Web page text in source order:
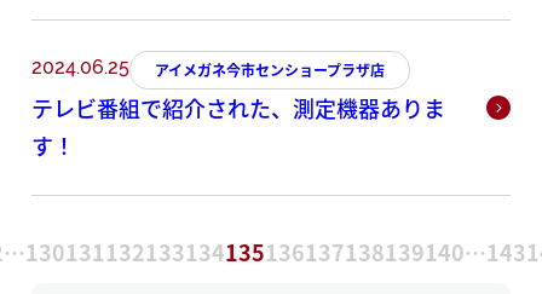
2024.06.25 アイメガネ今市センショープラザ店
テレビ番組で紹介された、測定機器ありま
す！
…130131132133134135136137138139140…143